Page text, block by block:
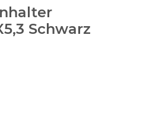
Schwarz